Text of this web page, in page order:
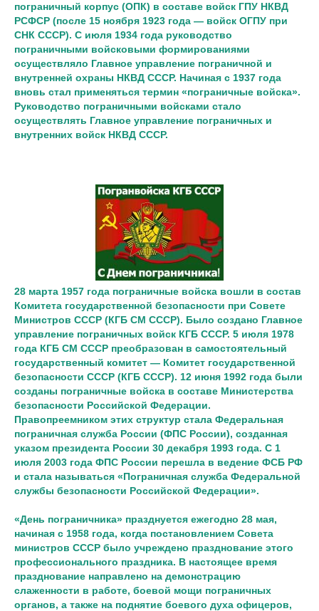
пограничный корпус (ОПК) в составе войск ГПУ НКВД
РСФСР (после 15 ноября 1923 года — войск ОГПУ при
СНК СССР). С июля 1934 года руководство
пограничными войсковыми формированиями
осуществляло Главное управление пограничной и
внутренней охраны НКВД СССР. Начиная с 1937 года
вновь стал применяться термин «пограничные войска».
Руководство пограничными войсками стало
осуществлять Главное управление пограничных и
внутренних войск НКВД СССР.
28 марта 1957 года пограничные войска вошли в состав
Комитета государственной безопасности при Совете
Министров СССР (КГБ СМ СССР). Было создано Главное
управление пограничных войск КГБ СССР. 5 июля 1978
года КГБ СМ СССР преобразован в самостоятельный
государственный комитет — Комитет государственной
безопасности СССР (КГБ СССР). 12 июня 1992 года были
созданы пограничные войска в составе Министерства
безопасности Российской Федерации.
Правопреемником этих структур стала Федеральная
пограничная служба России (ФПС России), созданная
указом президента России 30 декабря 1993 года. С 1
июля 2003 года ФПС России перешла в ведение ФСБ РФ
и стала называться «Пограничная служба Федеральной
службы безопасности Российской Федерации».
«День пограничника» празднуется ежегодно 28 мая,
начиная с 1958 года, когда постановлением Совета
министров СССР было учреждено празднование этого
профессионального праздника. В настоящее время
празднование направлено на демонстрацию
слаженности в работе, боевой мощи пограничных
органов, а также на поднятие боевого духа офицеров,